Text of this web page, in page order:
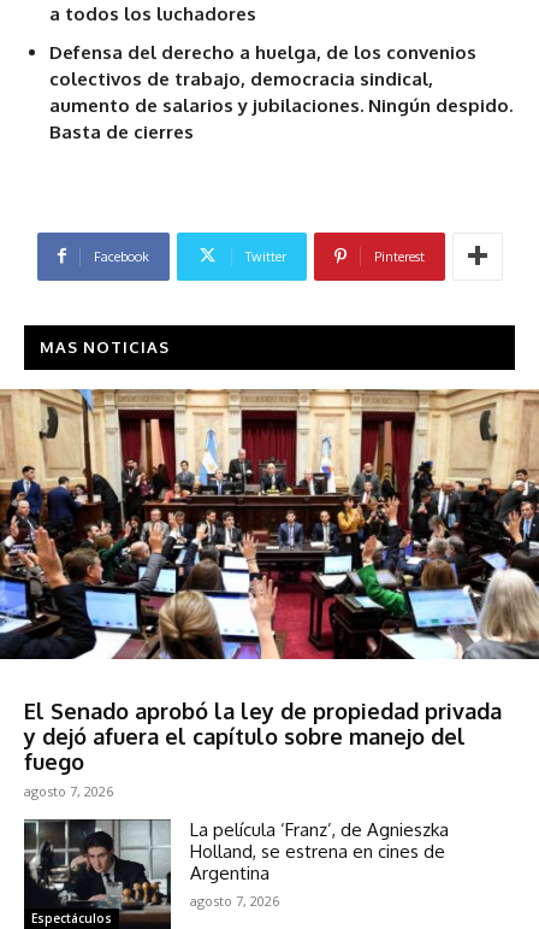
a todos los luchadores
Defensa del derecho a huelga, de los convenios
colectivos de trabajo, democracia sindical,
aumento de salarios y jubilaciones. Ningún despido.
Basta de cierres
Facebook Twitter Pinterest
MAS NOTICIAS
El Senado aprobó la ley de propiedad privada
y dejó afuera el capítulo sobre manejo del
fuego
agosto 7, 2026
Espectáculos
La película ‘Franz’, de Agnieszka
Holland, se estrena en cines de
Argentina
agosto 7, 2026